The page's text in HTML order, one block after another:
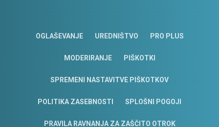
OGLAŠEVANJE UREDNIŠTVO PRO PLUS
MODERIRANJE PIŠKOTKI
SPREMENI NASTAVITVE PIŠKOTKOV
POLITIKA ZASEBNOSTI SPLOŠNI POGOJI
PRAVILA RAVNANJA ZA ZAŠČITO OTROK